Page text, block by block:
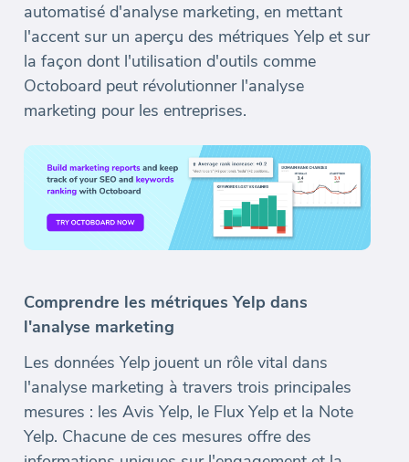
automatisé d'analyse marketing, en mettant
l'accent sur un aperçu des métriques Yelp et sur
la façon dont l'utilisation d'outils comme
Octoboard peut révolutionner l'analyse
marketing pour les entreprises.
Comprendre les métriques Yelp dans
l'analyse marketing
Les données Yelp jouent un rôle vital dans
l'analyse marketing à travers trois principales
mesures : les Avis Yelp, le Flux Yelp et la Note
Yelp. Chacune de ces mesures offre des